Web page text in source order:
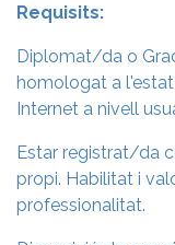
Requisits:
Diplomat/da o
homologat a l'estat
Internet a nivell
Estar registrat/da
propi. Habilitat i
professionalitat.